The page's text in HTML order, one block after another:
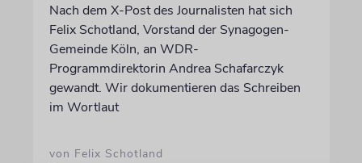
Nach dem X-Post des Journalisten hat sich
Felix Schotland, Vorstand der Synagogen-
Gemeinde Köln, an WDR-
Programmdirektorin Andrea Schafarczyk
gewandt. Wir dokumentieren das Schreiben
im Wortlaut
von Felix Schotland